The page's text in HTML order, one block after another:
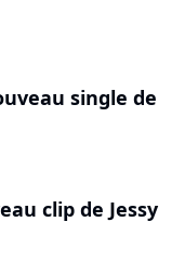
single de
clip de Jessy